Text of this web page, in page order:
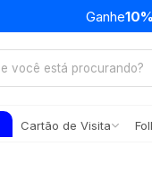
Ganhe
Cartão de Visita